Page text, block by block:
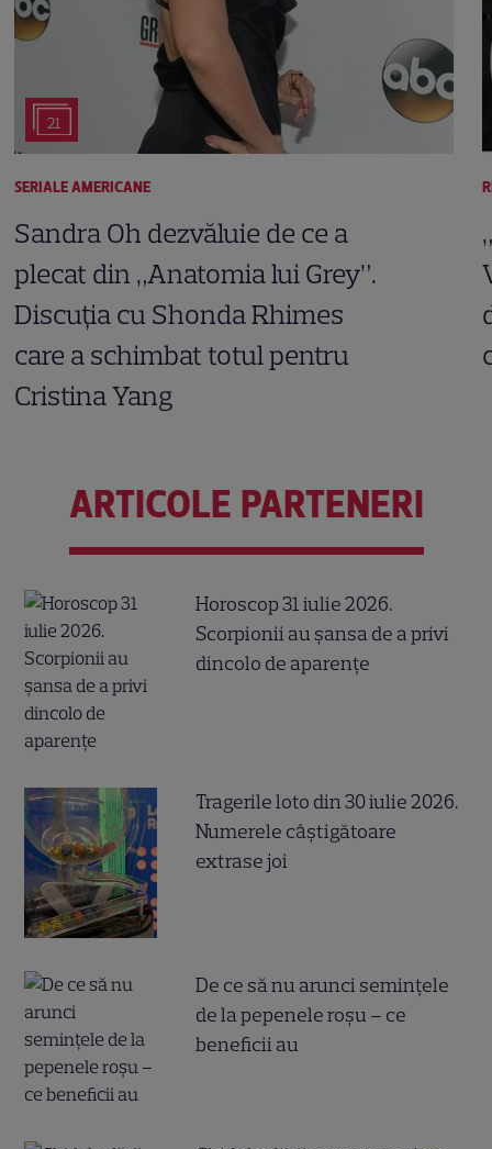
21
SERIALE AMERICANE
Sandra Oh dezvăluie de ce a
plecat din „Anatomia lui Grey”.
Discuția cu Shonda Rhimes
care a schimbat totul pentru
Cristina Yang
ARTICOLE PARTENERI
Horoscop 31 iulie 2026.
Scorpionii au șansa de a privi
dincolo de aparențe
Tragerile loto din 30 iulie 2026.
Numerele câştigătoare
extrase joi
De ce să nu arunci semințele
de la pepenele roșu – ce
beneficii au